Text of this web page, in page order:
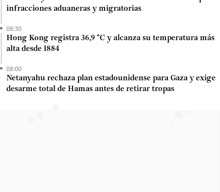
infracciones aduaneras y migratorias
08:30
Hong Kong registra 36,9 °C y alcanza su temperatura más
alta desde 1884
08:00
Netanyahu rechaza plan estadounidense para Gaza y exige
desarme total de Hamas antes de retirar tropas